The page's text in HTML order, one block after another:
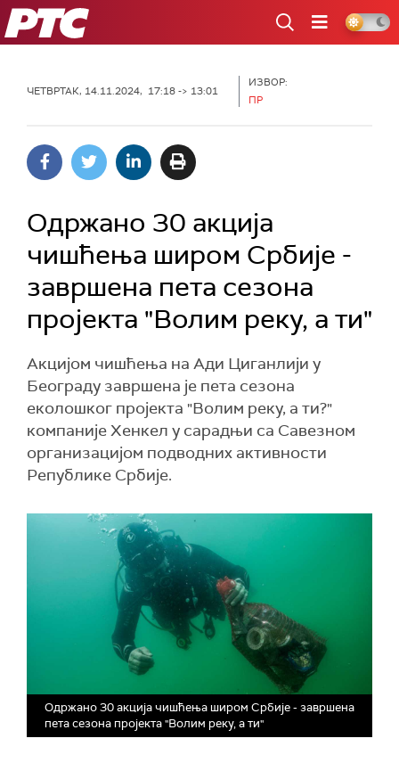
РТС
ЧЕТВРТАК, 14.11.2024, 17:18 -> 13:01
ИЗВОР:
ПР
Одржано 30 акција
чишћења широм Србије -
завршена пета сезона
пројекта "Волим реку, а ти"
Акцијом чишћења на Ади Циганлији у
Београду завршена је пета сезона
еколошког пројекта "Волим реку, а ти?"
компаније Хенкел у сарадњи са Савезном
организацијом подводних активности
Републике Србије.
Одржано 30 акција чишћења широм Србије - завршена
пета сезона пројекта "Волим реку, а ти"